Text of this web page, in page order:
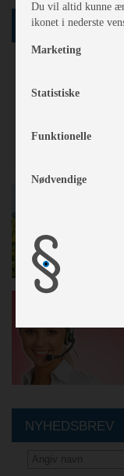
SØG
Netop nu61
NYHEDSBREV
Du vil altid kunne
ikonet i nederste
Marketing
Statistiske
Funktionelle
Nødvendige